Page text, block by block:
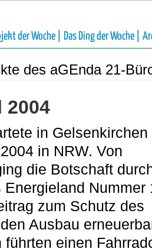
der Woche | Das Ding der Woche |
des aGEnda 21-
2004
in Gelsenkirchen
in NRW. Von
die Botschaft
Energieland Nummer
zum Schutz des
Ausbau
führten einen